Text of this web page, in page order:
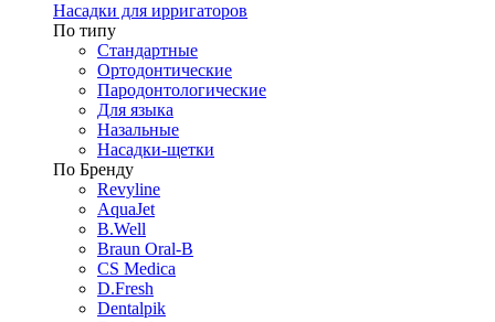
Насадки для ирригаторов
По типу
Стандартные
Ортодонтические
Пародонтологические
Для языка
Назальные
Насадки-щетки
По Бренду
Revyline
AquaJet
B.Well
Braun Oral-B
CS Medica
D.Fresh
Dentalpik